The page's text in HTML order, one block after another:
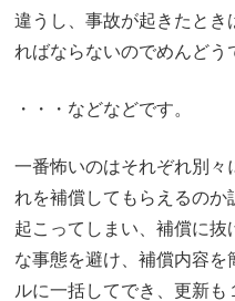
違うし、事故が起きたとき
ればならないのでめんどう
・・・などなどです。
一番怖いのはそれぞれ別
れを補償してもらえるの
起こってしまい、補償に抜
な事態を避け、補償内容
ルに一括してでき、更新も